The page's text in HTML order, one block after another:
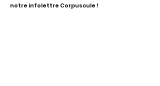
notre infolettre Corpuscule !